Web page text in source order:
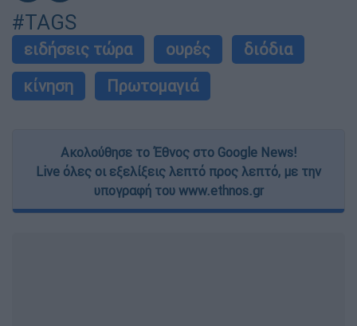
#TAGS
ειδήσεις τώρα ουρές
διόδια
κίνηση
Πρωτομαγιά
Ακολούθησε το Έθνος στο Google News!
Live όλες οι εξελίξεις λεπτό προς λεπτό, με την
υπογραφή του www.ethnos.gr